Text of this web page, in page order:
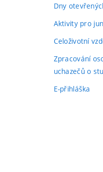
Dny
Aktivity pro
Celoživotní
Zpracování
uchazečů o
E-přihláška